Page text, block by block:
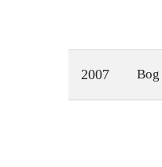
2007 Bog